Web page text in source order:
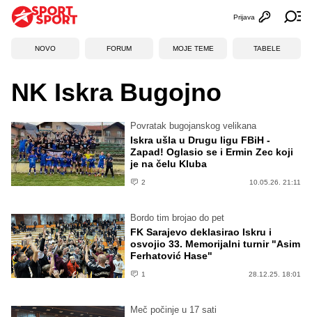
Otvori
Prijava
NOVO FORUM MOJE TEME TABELE
NK Iskra Bugojno
Povratak bugojanskog velikana
Iskra ušla u Drugu ligu FBiH -
Zapad! Oglasio se i Ermin Zec koji
je na čelu Kluba
2 10.05.26. 21:11
Bordo tim brojao do pet
FK Sarajevo deklasirao Iskru i
osvojio 33. Memorijalni turnir "Asim
Ferhatović Hase"
1 28.12.25. 18:01
Meč počinje u 17 sati